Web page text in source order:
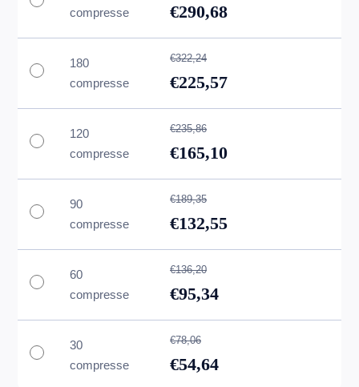
compresse
€290,68
180
compresse
€322,24
€225,57
120
compresse
€235,86
€165,10
90
compresse
€189,35
€132,55
60
compresse
€136,20
€95,34
30
compresse
€78,06
€54,64